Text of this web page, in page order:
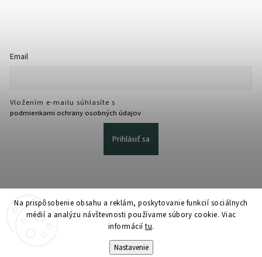
Na prispôsobenie obsahu a reklám, poskytovanie funkcií sociálnych
médií a analýzu návštevnosti používame súbory cookie. Viac
informáciítu.
Nastavenie
Email
Vložením e-mailu súhlasíte s
podmienkami ochrany osobných údajov
Prihlásiť sa
Upraviť nastavenie cookies